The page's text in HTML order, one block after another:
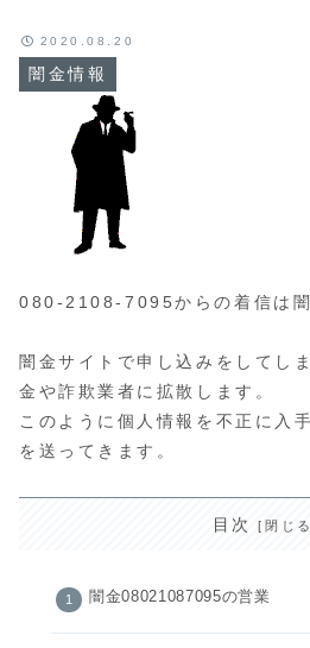
闇金情報
2020.08.20
080-2108-7095からの着信は闇
闇金サイトで申し込みをしてし
金や詐欺業者に拡散します。
このように個人情報を不正に入
を送ってきます。
目次
闇金08021087095の営業